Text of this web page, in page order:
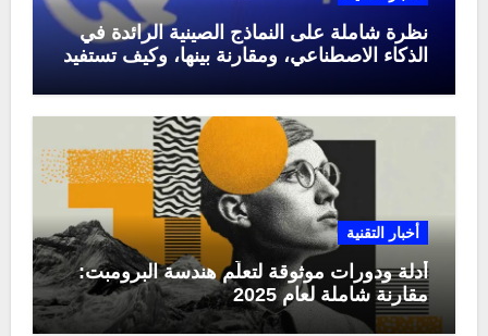
نظرة شاملة على النماذج الصينية الرائدة في
الذكاء الاصطناعي، ومقارنة بينها، وكيف تستفيد
أخبار التقنية
أدلة ودورات موثوقة لتعلّم هندسة البرومبت:
مقارنة شاملة لعام 2025